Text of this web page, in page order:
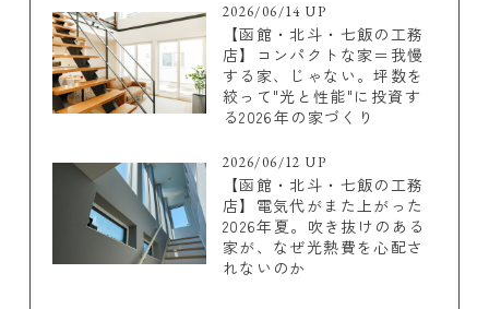
2026/06/14 UP
【函館・北斗・七飯の工務
店】コンパクトな家＝我慢
する家、じゃない。坪数を
絞って"光と性能"に投資す
る2026年の家づくり
2026/06/12 UP
【函館・北斗・七飯の工務
店】電気代がまた上がった
2026年夏。吹き抜けのある
家が、なぜ光熱費を心配さ
れないのか